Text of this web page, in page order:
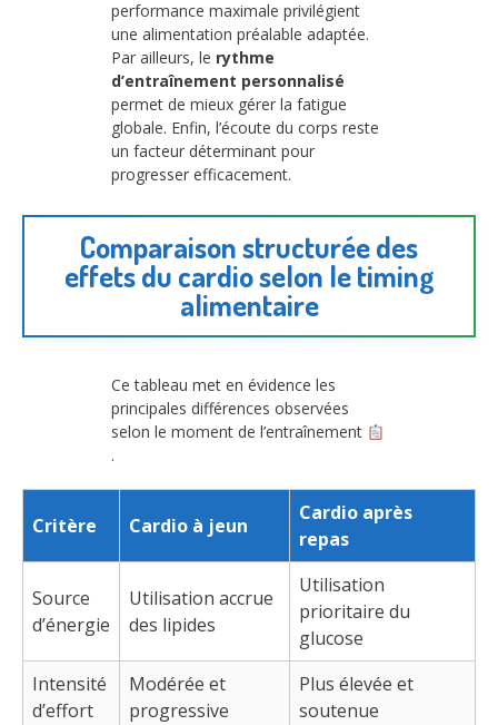
performance maximale privilégient
une alimentation préalable adaptée.
Par ailleurs, le rythme
d’entraînement personnalisé
permet de mieux gérer la fatigue
globale. Enfin, l’écoute du corps reste
un facteur déterminant pour
progresser efficacement.
Comparaison structurée des
effets du cardio selon le timing
alimentaire
Ce tableau met en évidence les
principales différences observées
selon le moment de l’entraînement
.
Critère Cardio à jeun
Cardio après
repas
Source
d’énergie
Utilisation accrue
des lipides
Utilisation
prioritaire du
glucose
Intensité
d’effort
Modérée et
progressive
Plus élevée et
soutenue